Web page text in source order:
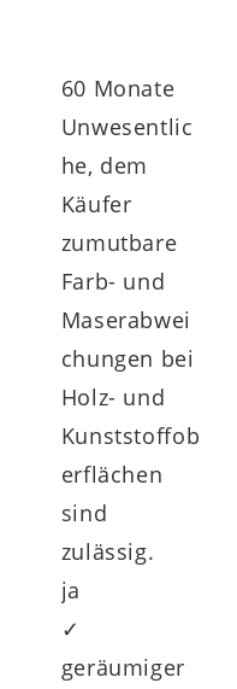
anpassen.
Größen
Sie 5
60 Monate
Unwesentlic
he, dem
Käufer
zumutbare
Farb- und
Maserabwei
chungen bei
Holz- und
Kunststoffob
erflächen
sind
zulässig.
ja
✓
geräumiger